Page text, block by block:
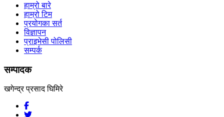
हाम्रो बारे
हाम्रो टिम
प्रयोगका सर्त
विज्ञापन
प्राइभेसी पोलिसी
सम्पर्क
सम्पादक
खगेन्द्र प्रसाद घिमिरे